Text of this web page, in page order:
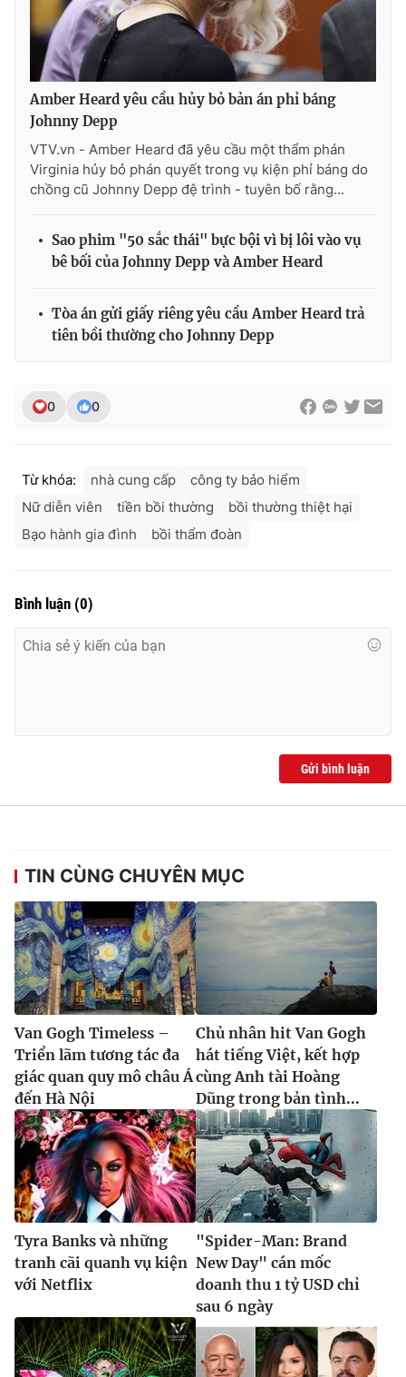
Ðiện thoại Thời báo VTV:024.66 897 897
Email:toasoan@vtv.vn
Liên hệ quảng cáo:
® Cấm sao chép dưới mọi hình thức nếu không có sự chấp
thuận bằng văn bản. Ghi rõ nguồn VTV.vn khi phát hành lại
Amber Heard yêu cầu hủy bỏ bản án phỉ báng
Johnny Depp
VTV.vn - Amber Heard đã yêu cầu một thẩm phán
Virginia hủy bỏ phán quyết trong vụ kiện phỉ báng do
chồng cũ Johnny Depp đệ trình - tuyên bố rằng...
Sao phim "50 sắc thái" bực bội vì bị lôi vào vụ
bê bối của Johnny Depp và Amber Heard
Tòa án gửi giấy riêng yêu cầu Amber Heard trả
tiên bồi thường cho Johnny Depp
0 0
Từ khóa: nhà cung cấp
công ty bảo hiểm
Nữ diễn viên
tiền bồi thường
bồi thường thiệt hại
Bạo hành gia đình
bồi thẩm đoàn
Bình luận (0)
Gửi bình luận
TIN CÙNG CHUYÊN MỤC
Van Gogh Timeless –
Triển lãm tương tác đa
giác quan quy mô châu Á
đến Hà Nội
Chủ nhân hit Van Gogh
hát tiếng Việt, kết hợp
cùng Anh tài Hoàng
Dũng trong bản tình...
Tyra Banks và những
tranh cãi quanh vụ kiện
với Netflix
"Spider-Man: Brand
New Day" cán mốc
doanh thu 1 tỷ USD chỉ
sau 6 ngày